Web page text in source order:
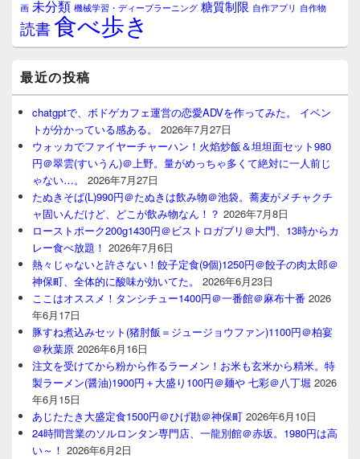
画 未分類 機械学習・ディープラーニング 糖質制限 自作アプリ 自作物
読書食べ歩き
最近の投稿
chatgptで、ボドゲカフェ運営の恋愛ADVを作ってみた。 イベン
トが分かっている感ある。
2026年7月27日
ウォッカでファイヤーチャーハン！火焰炒飯＆坦坦面セット980
円＠翠雲(すいうん)＠上野。量がめっちゃ多くて絶対に一人前じ
ゃない…。
2026年7月27日
たぬきそば(L)990円＠たぬきは飲み物＠池袋。蕎麦がメチャクチ
ャ固いんだけど、どこが飲み物なん！？ 2026年7月8日
ローストポーク200g1430円＠ビストロガブリ＠大門、13時からカ
レー食べ放題！ 2026年7月6日
熱々じゃないと許さない！餃子定食(9個)1250円＠餃子の肉太郎＠
神保町、全体的に酸味が効いてた。
2026年6月23日
ここはオススメ！タンシチュー1400円＠一番館＠麻布十番 2026
年6月17日
豚すね煮込みセット(猪肘飯＝ジュージョウファン)1100円＠柏宴
＠秋葉原 2026年6月16日
注文を受けてから粉から作るラーメン！お米も玄米から精米。特
製ラーメン(醤油)1900円＋大盛り100円＠麺や 七彩＠八丁堀 2026
年6月15日
あじたたき大盛定食1500円＠ひげ勘＠神保町 2026年6月10日
24時間営業のソルロンタン専門店、一龍別館＠赤坂。1980円は高
い～！ 2026年6月2日